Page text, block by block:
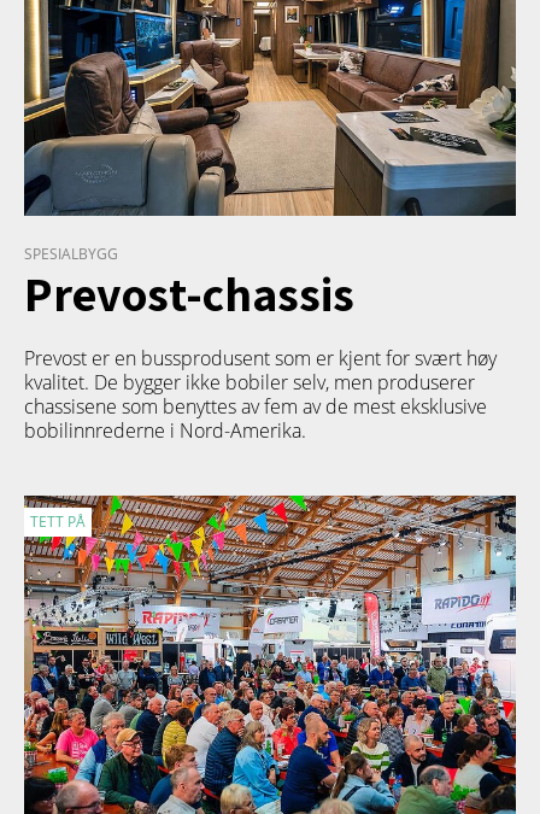
SPESIALBYGG
Prevost-chassis
Prevost er en bussprodusent som er kjent for svært høy
kvalitet. De bygger ikke bobiler selv, men produserer
chassisene som benyttes av fem av de mest eksklusive
bobilinnrederne i Nord-Amerika.
TETT PÅ